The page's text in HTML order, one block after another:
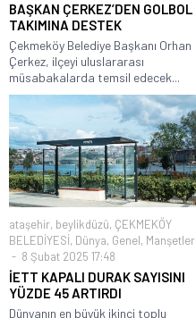
BAŞKAN ÇERKEZ’DEN GOLBOL
TAKIMINA DESTEK
Çekmeköy Belediye Başkanı Orhan
Çerkez, ilçeyi uluslararası
müsabakalarda temsil edecek...
ataşehir, beylikdüzü, ÇEKMEKÖY
BELEDİYESİ, Dünya, Genel, Manşetler
8 Şubat 2025 17:48
İETT KAPALI DURAK SAYISINI
YÜZDE 45 ARTIRDI
Dünyanın en büyük ikinci toplu